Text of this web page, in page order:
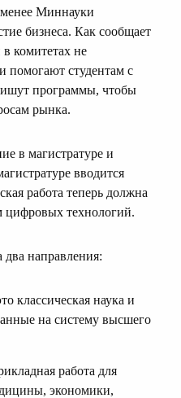
Миннауки
бизнеса. Как сообщает
в комитетах не
помогают студентам с
программы, чтобы
рынка.
в магистратуре и
вводится
работа теперь должна
цифровых технологий.
два направления:
классическая наука и
на систему высшего
работа для
экономики,